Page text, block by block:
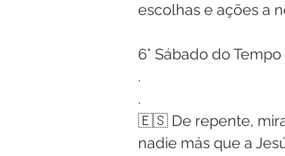
escolhas e ações a
6° Sábado do
.
.
🇪🇸 De repente,
nadie más que a